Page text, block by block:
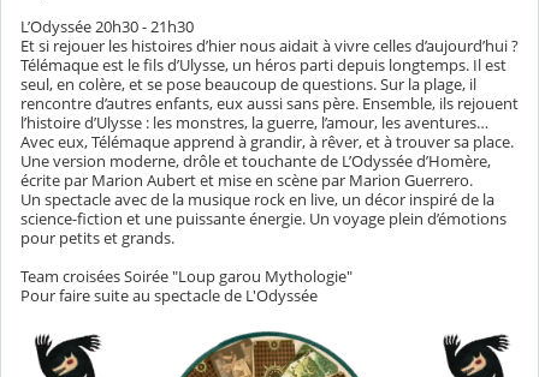
L’Odyssée 20h30 - 21h30
Et si rejouer les histoires d’hier nous aidait à vivre celles d’aujourd’hui ?
Télémaque est le fils d’Ulysse, un héros parti depuis longtemps. Il est
seul, en colère, et se pose beaucoup de questions. Sur la plage, il
rencontre d’autres enfants, eux aussi sans père. Ensemble, ils rejouent
l’histoire d’Ulysse : les monstres, la guerre, l’amour, les aventures…
Avec eux, Télémaque apprend à grandir, à rêver, et à trouver sa place.
Une version moderne, drôle et touchante de L’Odyssée d’Homère,
écrite par Marion Aubert et mise en scène par Marion Guerrero.
Un spectacle avec de la musique rock en live, un décor inspiré de la
science-fiction et une puissante énergie. Un voyage plein d’émotions
pour petits et grands.
Team croisées Soirée "Loup garou Mythologie"
Pour faire suite au spectacle de L'Odyssée